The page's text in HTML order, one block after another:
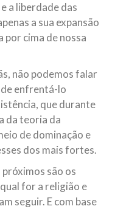
a liberdade das
a sua expansão
por cima de nossa
não podemos falar
enfrentá-lo
que durante
da teoria da
de dominação e
dos mais fortes.
são os
for a religião e
seguir. E com base